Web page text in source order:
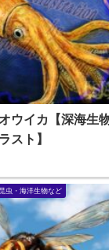
ウイカ【深海生
スト】
虫・海洋生物など